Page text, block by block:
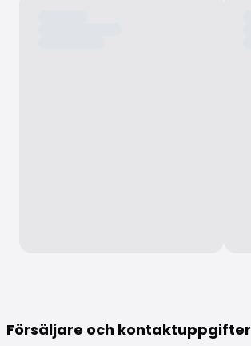
Försäljare och kontaktuppgifter